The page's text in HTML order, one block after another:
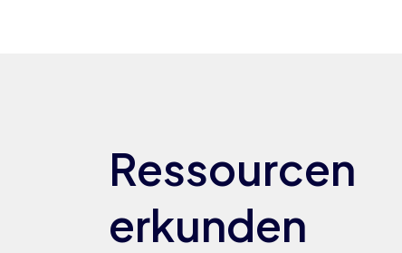
Ressourcen
erkunden